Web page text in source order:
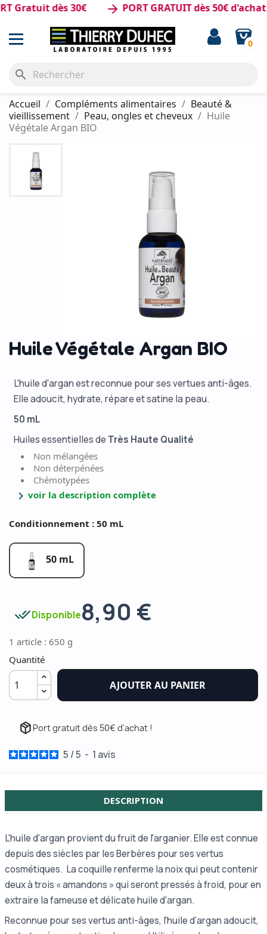
dès 30€ PORT GRATUIT dès 50€ d'achat
0
search
Accueil Compléments alimentaires
Beauté &
vieillissement
Peau, ongles et cheveux
Huile
Végétale Argan BIO
Huile Végétale Argan BIO
L'huile d'argan est reconnue pour ses vertues anti-âges.
Elle adoucit, hydrate, répare et satine la peau.
50 mL
Huiles essentielles de Très Haute Qualité
Non mélangées
Non déterpénées
Chémotypées
chevron_right voir la description complète
Conditionnement : 50 mL
50 mL
done_allDisponible8,90 €
1 article : 650 g
Quantité
AJOUTER AU PANIER
package_2 Port gratuit dès 50€ d'achat !
5 /5 - 1 avis
DESCRIPTION
L'huile d'argan provient du fruit de l'arganier. Elleest connue
depuis des siècles par les Berbères pour ses vertus
cosmétiques. La coquille renferme la noix qui peut contenir
deux à trois « amandons » qui seront pressés à froid, pour en
extraire la fameuse et délicate huile d'argan.
Reconnue pour ses vertus anti-âges, l'huile d’argan adoucit,